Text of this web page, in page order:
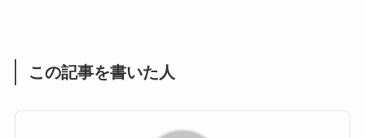
この記事を書いた人